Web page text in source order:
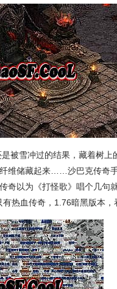
被雪冲过的结果，藏着树上
维储藏起来……沙巴克传奇
奇以为《打怪歌》唱个几
热血传奇，1.76暗黑版本